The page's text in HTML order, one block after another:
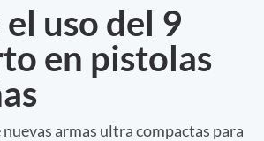
el uso del 9
en pistolas
armas ultra compactas para